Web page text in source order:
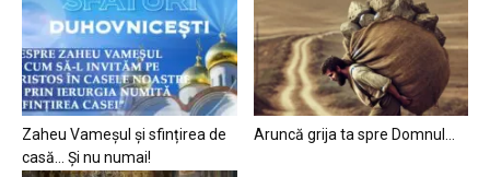
Zaheu Vameșul și sfințirea de
casă… Și nu numai!
Aruncă grija ta spre Domnul…